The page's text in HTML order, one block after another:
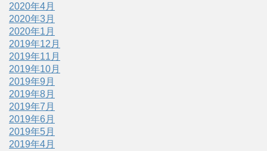
2020年4月
2020年3月
2020年1月
2019年12月
2019年11月
2019年10月
2019年9月
2019年8月
2019年7月
2019年6月
2019年5月
2019年4月